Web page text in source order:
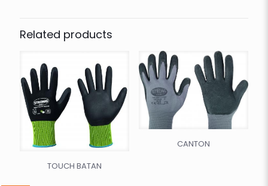
Related products
TOUCH BATAN
CANTON